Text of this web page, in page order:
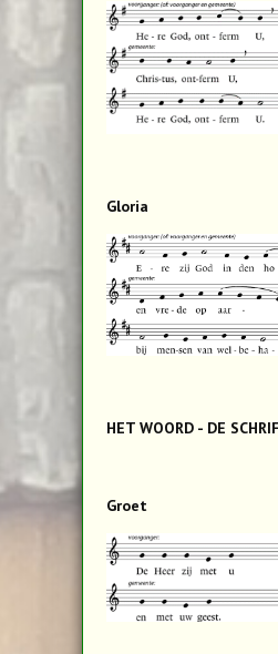
Gloria
HET WOORD - DE
Groet